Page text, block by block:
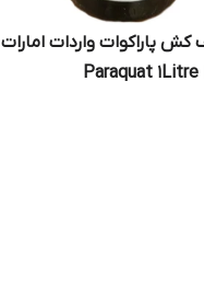
پاراکوات واردات امارات